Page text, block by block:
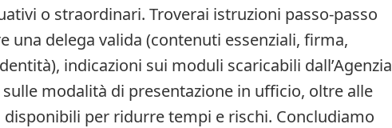
o straordinari. Troverai istruzioni passo‑passo
una delega valida (contenuti essenziali, firma,
indicazioni sui moduli scaricabili dall’Agenzia
sulle modalità di presentazione in ufficio, oltre alle
per ridurre tempi e rischi. Concludiamo